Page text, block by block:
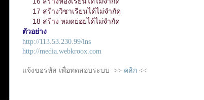
17 สร้างวิชาเรียนได้ไม่จำกัด
18 สร้าง หมดย่อยได้ไม่จำกัด
ตัวอย่าง
http://113.53.230.99/lns
http://media.webkroox.com
แจ้งขอรหัส เพื่อทดสอบระบบ >> คลิก <<